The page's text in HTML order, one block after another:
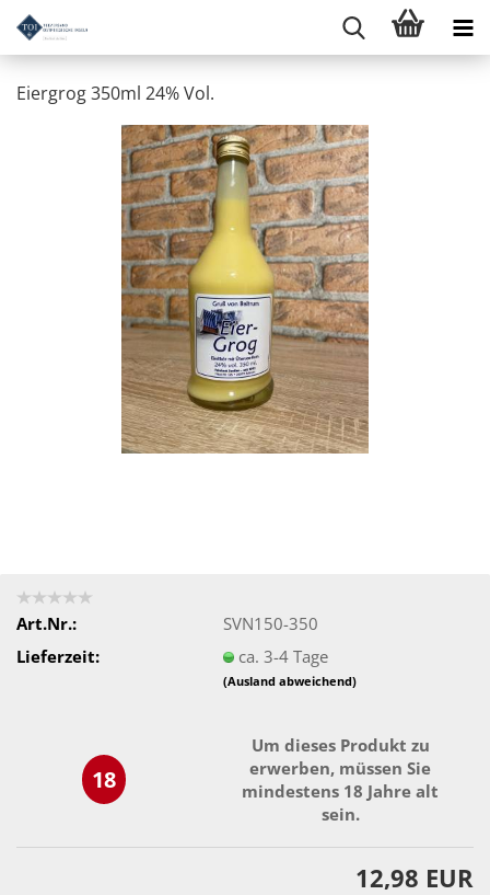
Eiergrog 350ml 24% Vol.
Art.Nr.:
SVN150-350
Lieferzeit:
ca. 3-4 Tage
(Ausland abweichend)
18
Um dieses Produkt zu
erwerben, müssen Sie
mindestens 18 Jahre alt
sein.
12,98 EUR